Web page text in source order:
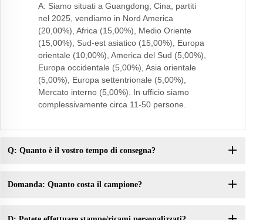
A: Siamo situati a Guangdong, Cina, partiti
nel 2025, vendiamo in Nord America
(20,00%), Africa (15,00%), Medio Oriente
(15,00%), Sud-est asiatico (15,00%), Europa
orientale (10,00%), America del Sud (5,00%),
Europa occidentale (5,00%), Asia orientale
(5,00%), Europa settentrionale (5,00%),
Mercato interno (5,00%). In ufficio siamo
complessivamente circa 11-50 persone.
Q: Quanto è il vostro tempo di consegna?
Domanda: Quanto costa il campione?